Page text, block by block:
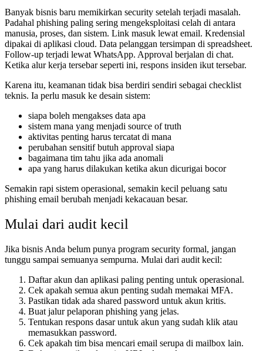
Banyak bisnis baru memikirkan security setelah terjadi masalah.
Padahal phishing paling sering mengeksploitasi celah di antara
manusia, proses, dan sistem. Link masuk lewat email. Kredensial
dipakai di aplikasi cloud. Data pelanggan tersimpan di spreadsheet.
Follow-up terjadi lewat WhatsApp. Approval berjalan di chat.
Ketika alur kerja tersebar seperti ini, respons insiden ikut tersebar.
Karena itu, keamanan tidak bisa berdiri sendiri sebagai checklist
teknis. Ia perlu masuk ke desain sistem:
siapa boleh mengakses data apa
sistem mana yang menjadi source of truth
aktivitas penting harus tercatat di mana
perubahan sensitif butuh approval siapa
bagaimana tim tahu jika ada anomali
apa yang harus dilakukan ketika akun dicurigai bocor
Semakin rapi sistem operasional, semakin kecil peluang satu
phishing email berubah menjadi kekacauan besar.
Mulai dari audit kecil
Jika bisnis Anda belum punya program security formal, jangan
tunggu sampai semuanya sempurna. Mulai dari audit kecil:
Daftar akun dan aplikasi paling penting untuk operasional.
Cek apakah semua akun penting sudah memakai MFA.
Pastikan tidak ada shared password untuk akun kritis.
Buat jalur pelaporan phishing yang jelas.
Tentukan respons dasar untuk akun yang sudah klik atau
memasukkan password.
Cek apakah tim bisa mencari email serupa di mailbox lain.